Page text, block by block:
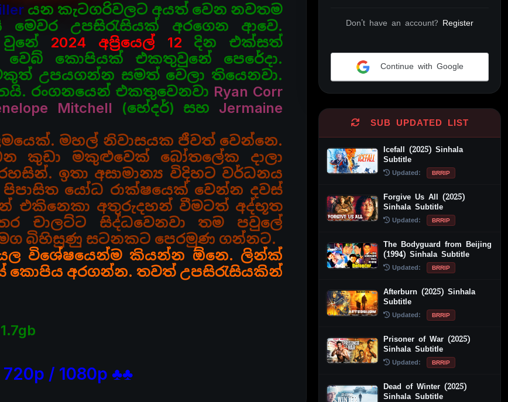
යන කැටගරිවලට අයත් වෙන නවතම
මෙවර උපසිරැසියක් අරගෙන ආවෙ.
2024 අප්‍රියෙල් 12 දින එක්සත්
වෙබ් කොපියක් එකතුවුනේ පෙරේදා.
උපයගන්න සමත් වෙලා තියෙනවා.
රංගනයෙන් එකතුවෙනවා Ryan Corr
Mitchell (හේදර්) සහ Jermaine
මහල් නිවාසයක ජීවත් වෙන්නෙ.
කුඩා මකුළුවෙක් බෝතලේක දාලා
ඉතා අසාමාන්‍ය විදිහට වර්ධනය
යෝධ රාක්ෂයෙක් වෙන්න දවස්
එකිනෙකා අතුරුදහන් වීමටත් අද්භූත
චාලට්ට සිද්ධවෙනවා තම පවුලේ
බිහිසුණු සටනකට පෙරමුණ ගන්නට.
විශේෂයෙන්ම කියන්න ඕනෙ. ලින්ක්
කොපිය අරගන්න. තවත් උපසිරැසියකින්
/ 1080p ♣♣
Don't have an account? Register
Continue with Google
SUB UPDATED LIST
Icefall (2025) Sinhala
Subtitle
Updated: BRRIP
Forgive Us All (2025)
Sinhala Subtitle
Updated: BRRIP
The Bodyguard from Beijing
(1994) Sinhala Subtitle
Updated: BRRIP
Afterburn (2025) Sinhala
Subtitle
Updated: BRRIP
Prisoner of War (2025)
Sinhala Subtitle
Updated: BRRIP
Dead of Winter (2025)
Sinhala Subtitle